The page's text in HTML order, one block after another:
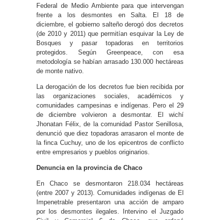
Federal de Medio Ambiente para que intervengan
frente a los desmontes en Salta. El 18 de
diciembre, el gobierno salteño derogó dos decretos
(de 2010 y 2011) que permitían esquivar la Ley de
Bosques y pasar topadoras en territorios
protegidos. Según Greenpeace, con esa
metodología se habían arrasado 130.000 hectáreas
de monte nativo.
La derogación de los decretos fue bien recibida por
las organizaciones sociales, académicos y
comunidades campesinas e indígenas. Pero el 29
de diciembre volvieron a desmontar. El wichí
Jhonatan Félix, de la comunidad Pastor Senillosa,
denunció que diez topadoras arrasaron el monte de
la finca Cuchuy, uno de los epicentros de conflicto
entre empresarios y pueblos originarios.
Denuncia en la provincia de Chaco
En Chaco se desmontaron 218.034 hectáreas
(entre 2007 y 2013). Comunidades indígenas de El
Impenetrable presentaron una acción de amparo
por los desmontes ilegales. Intervino el Juzgado